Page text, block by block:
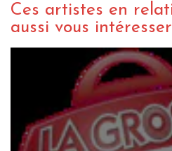
Ces artistes en
aussi vous